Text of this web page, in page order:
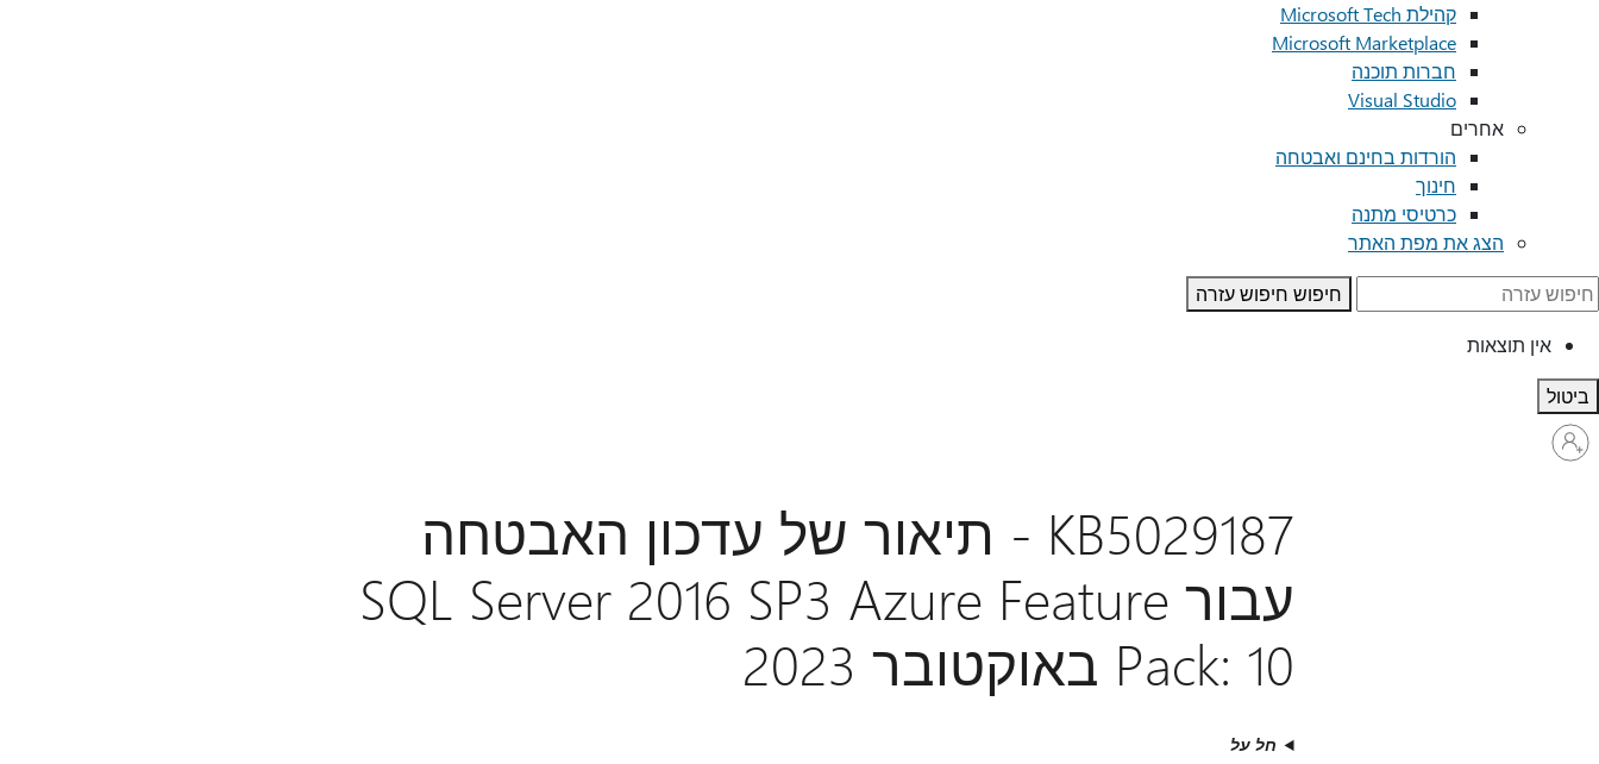
קהילת Microsoft Tech
Microsoft Marketplace
חברות תוכנה
Visual Studio
אחרים
הורדות בחינם ואבטחה
חינוך
כרטיסי מתנה
הצג את מפת האתר
חיפוש חיפוש עזרה
אין תוצאות
ביטול
היכנס
לחשבון
KB5029187 - תיאור של עדכון האבטחה
עבור SQL Server 2016 SP3 Azure Feature
Pack: 10 באוקטובר 2023
חל על